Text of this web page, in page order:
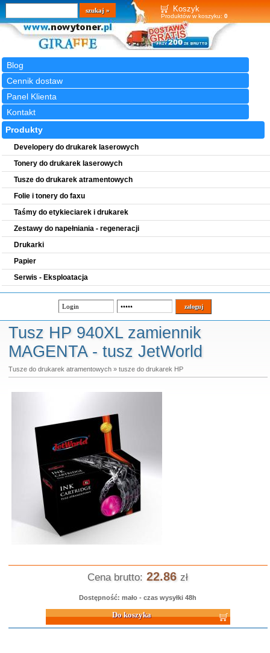
Koszyk
Produktów w koszyku: 0
Blog
Cennik dostaw
Panel Klienta
Kontakt
Wyszukiwarka
szukaj
Produkty
Developery do drukarek laserowych
Tonery do drukarek laserowych
Tusze do drukarek atramentowych
Folie i tonery do faxu
Taśmy do etykieciarek i drukarek
Zestawy do napełniania - regeneracji
Drukarki
Papier
Serwis - Eksploatacja
Tusz HP 940XL zamiennik
MAGENTA - tusz JetWorld
Tusze do drukarek atramentowych» tusze do drukarek HP
Cena brutto: 22.86 zł
Dostępność: mało - czas wysyłki 48h
Do koszyka